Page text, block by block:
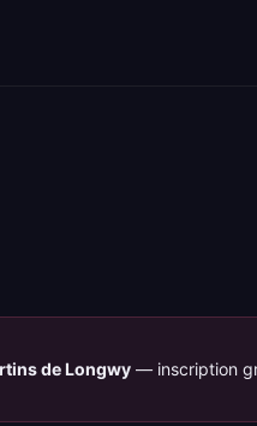
de Longwy — inscription